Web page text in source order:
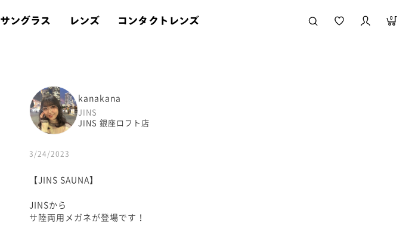
サングラス レンズ コンタクトレンズ 0
kanakana
JINS
JINS 銀座ロフト店
3/24/2023
【JINS SAUNA】
JINSから
サ陸両用メガネが登場です！